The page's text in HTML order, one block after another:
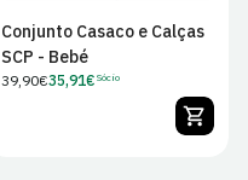
Conjunto Casaco e Calças
SCP - Bebé
Preço
39,90€Preço
35,91€ Sócio